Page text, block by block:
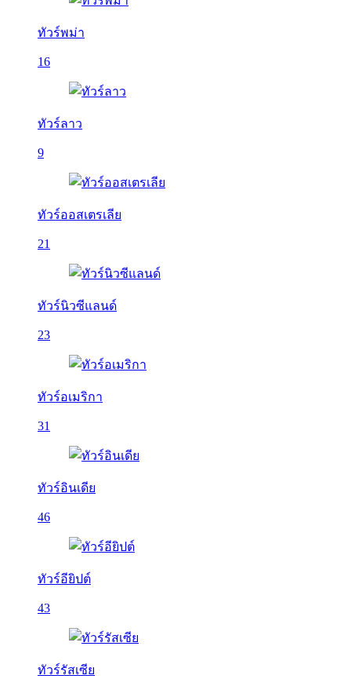
ทัวร์พม่า
16
ทัวร์ลาว
9
ทัวร์ออสเตรเลีย
21
ทัวร์นิวซีแลนด์
23
ทัวร์อเมริกา
31
ทัวร์อินเดีย
46
ทัวร์อียิปต์
43
ทัวร์รัสเซีย